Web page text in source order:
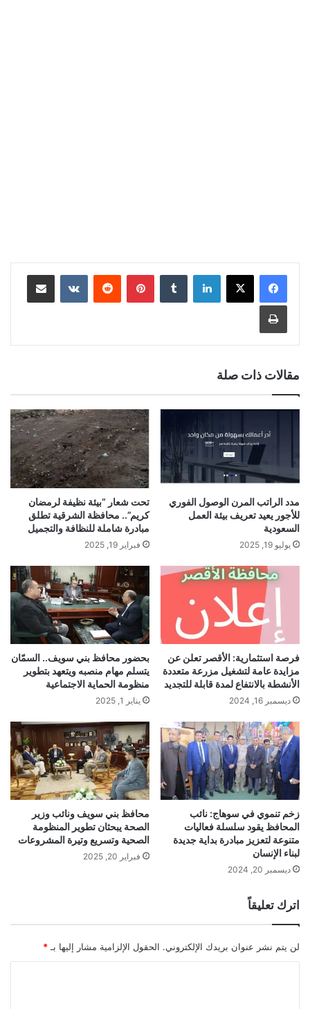
لينكدإن بينتيريست
مقالات ذات صلة
مدد الراتب المرن الوصول الفوري
للأجور يعيد تعريف بيئة العمل
السعودية
يوليو 19, 2025
تحت شعار “بيئة نظيفة لرمضان
كريم”.. محافظة الشرقية تطلق
مبادرة شاملة للنظافة والتجميل
فبراير 19, 2025
فرصة استثمارية: الأقصر تعلن عن
مزايدة عامة لتشغيل مزرعة متعددة
الأنشطة بالانتفاع لمدة قابلة للتجديد
ديسمبر 16, 2024
بحضور محافظ بني سويف.. السمّان
يتسلم مهام منصبه ويتعهد بتطوير
منظومة الحماية الاجتماعية
يناير 1, 2025
زخم تنموي في سوهاج: نائب
المحافظ يقود سلسلة فعاليات
متنوعة لتعزيز مبادرة بداية جديدة
لبناء الإنسان
ديسمبر 20, 2024
محافظ بني سويف ونائب وزير
الصحة يبحثان تطوير المنظومة
الصحية وتسريع وتيرة المشروعات
فبراير 20, 2025
اترك تعليقاً
لن يتم نشر عنوان بريدك الإلكتروني. الحقول الإلزامية مشار إليها بـ *